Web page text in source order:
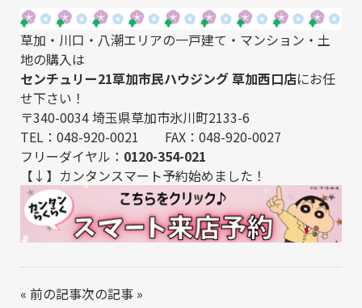
草加・川口・八潮エリアの一戸建て・マンション・土
地の購入は
センチュリー21草加市民ハウジング 草加西口店にお任
せ下さい！
〒340-0034 埼玉県草加市氷川町2133-6
TEL：048-920-0021 FAX：048-920-0027
フリーダイヤル： 0120-354-021
【↓】カンタンスマート予約始めました！
« 前の記事次の記事 »